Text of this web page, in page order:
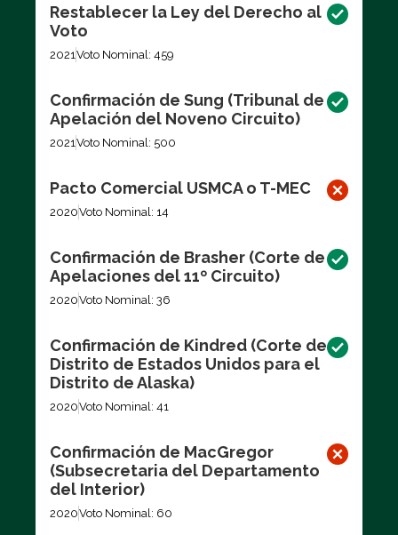
Restablecer la Ley del Derecho al
Voto
2021Voto Nominal: 459
Confirmación de Sung (Tribunal de
Apelación del Noveno Circuito)
2021Voto Nominal: 500
Pacto Comercial USMCA o T-MEC
2020Voto Nominal: 14
Confirmación de Brasher (Corte de
Apelaciones del 11º Circuito)
2020Voto Nominal: 36
Confirmación de Kindred (Corte de
Distrito de Estados Unidos para el
Distrito de Alaska)
2020Voto Nominal: 41
Confirmación de MacGregor
(Subsecretaria del Departamento
del Interior)
2020Voto Nominal: 60